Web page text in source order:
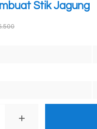
Stik Jagung
+